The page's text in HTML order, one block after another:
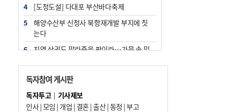
4
[도청도설] 다대포 부산바다축제
5
해양수산부 신청사 북항재개발 부지에 짓
는다
6
지역 상권도 말라죽을 판이라…가뭄 속 밀
7
법원, 단차 논란 북항 복합환승센터 공사중
지 관련 현장검증
8
통영시민 추석 전 35만 원 받는다
독자참여 게시판
독자투고| 기사제보
인사|모임 | 개업 | 결혼|출산|동정 |부고